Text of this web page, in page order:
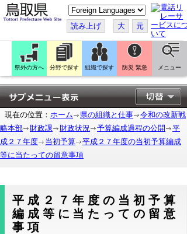
こ
の
ペ
ー
ジ
翻
訳
す
る
読み上げ 大 元
県外の方へ 分野で探す 組織で探す 防災 緊急 メニュー
現在の位置： ホーム 県の組織と仕事
令和の改新戦
略本部
財政課 財政状況 予算編成過程の公開
平
成２７年度
当初予算
平成２７年度の当初予算編成
等に当たっての留意事項
平成２７年度の当初予算
編成等に当たっての留意
事項